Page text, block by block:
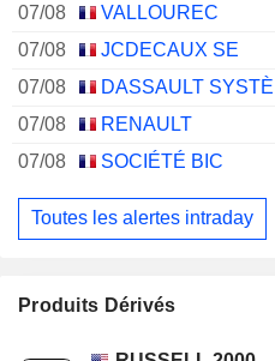
07/08 VALLOUREC
07/08
JCDECAUX SE
07/08
07/08
RENAULT
07/08
SOCIÉTÉ BIC
Toutes les alertes intraday
Produits Dérivés